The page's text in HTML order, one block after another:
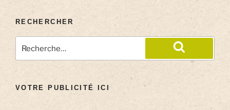
RECHERCHER
VOTRE PUBLICITÉ ICI